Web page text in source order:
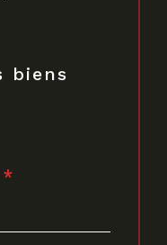
biens